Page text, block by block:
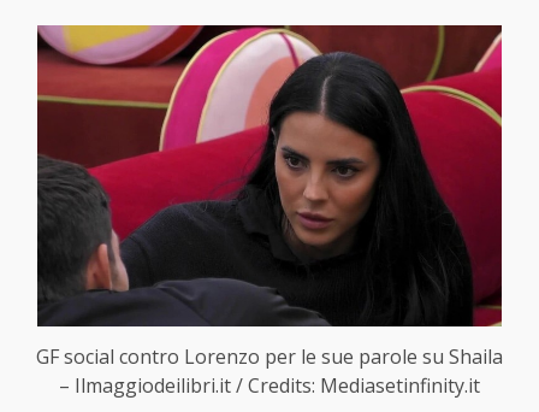
GF social contro Lorenzo per le sue parole su Shaila
– Ilmaggiodeilibri.it / Credits: Mediasetinfinity.it